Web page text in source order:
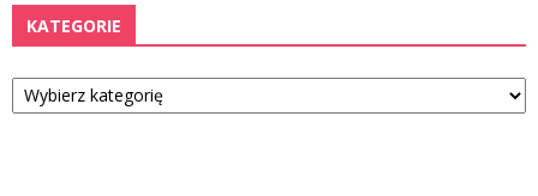
KATEGORIE
Kategorie